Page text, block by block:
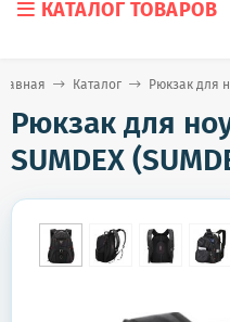
КАТАЛОГ ТОВАРОВ
Каталог Рюкзак для
Рюкзак для
SUMDEX